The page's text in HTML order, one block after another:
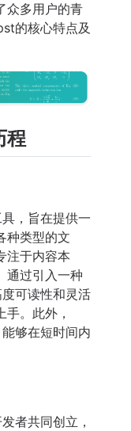
众多用户的青
的核心特点及
程
，旨在提供一
种类型的文
注于内容本
通过引入一种
可读性和灵活
。此外，
够在短时间内
者共同创立，